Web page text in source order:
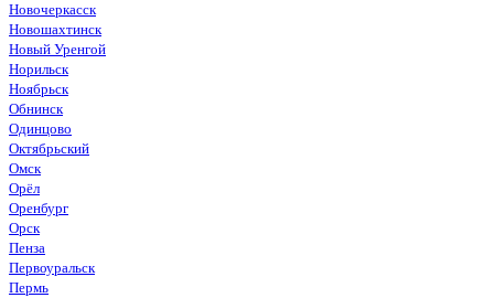
Новочеркасск
Новошахтинск
Новый Уренгой
Норильск
Ноябрьск
Обнинск
Одинцово
Октябрьский
Омск
Орёл
Оренбург
Орск
Пенза
Первоуральск
Пермь